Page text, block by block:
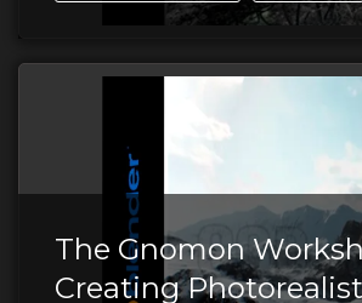
The Gnomon
Creating